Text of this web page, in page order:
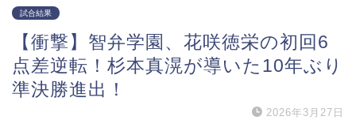
試合結果
【衝撃】智弁学園、花咲徳栄の初回6
点差逆転！杉本真滉が導いた10年ぶり
準決勝進出！
2026年3月27日